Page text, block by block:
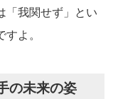
「我関せず」とい
よ。
の未来の姿